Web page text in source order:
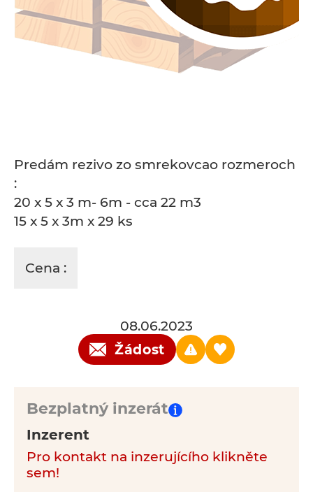
Predám rezivo zo smrekovcao rozmeroch
:
20 x 5 x 3 m- 6m - cca 22 m3
15 x 5 x 3m x 29 ks
Cena :
08.06.2023
Žádost
Bezplatný inzerát
Inzerent
Pro kontakt na inzerujícího klikněte
sem!